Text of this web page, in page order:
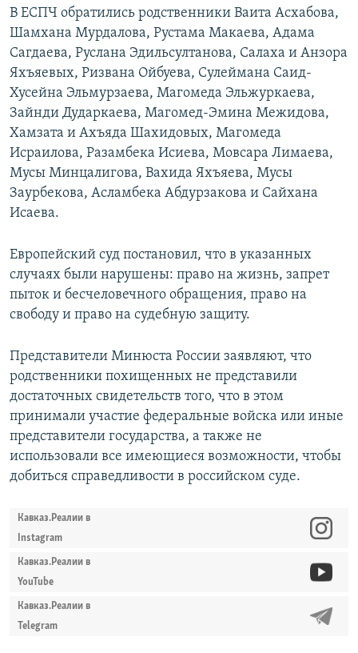
В ЕСПЧ обратились родственники Ваита Асхабова,
Шамхана Мурдалова, Рустама Макаева, Адама
Сагдаева, Руслана Эдильсултанова, Салаха и Анзора
Яхъяевых, Ризвана Ойбуева, Сулеймана Саид-
Хусейна Эльмурзаева, Магомеда Эльжуркаева,
Зайнди Дударкаева, Магомед-Эмина Межидова,
Хамзата и Ахъяда Шахидовых, Магомеда
Исраилова, Разамбека Исиева, Мовсара Лимаева,
Мусы Минцалигова, Вахида Яхъяева, Мусы
Заурбекова, Асламбека Абдурзакова и Сайхана
Исаева.
Европейский суд постановил, что в указанных
случаях были нарушены: право на жизнь, запрет
пыток и бесчеловечного обращения, право на
свободу и право на судебную защиту.
Представители Минюста России заявляют, что
родственники похищенных не представили
достаточных свидетельств того, что в этом
принимали участие федеральные войска или иные
представители государства, а также не
использовали все имеющиеся возможности, чтобы
добиться справедливости в российском суде.
Кавказ.Реалии в
Instagram
Кавказ.Реалии в
YouTube
Кавказ.Реалии в
Telegram